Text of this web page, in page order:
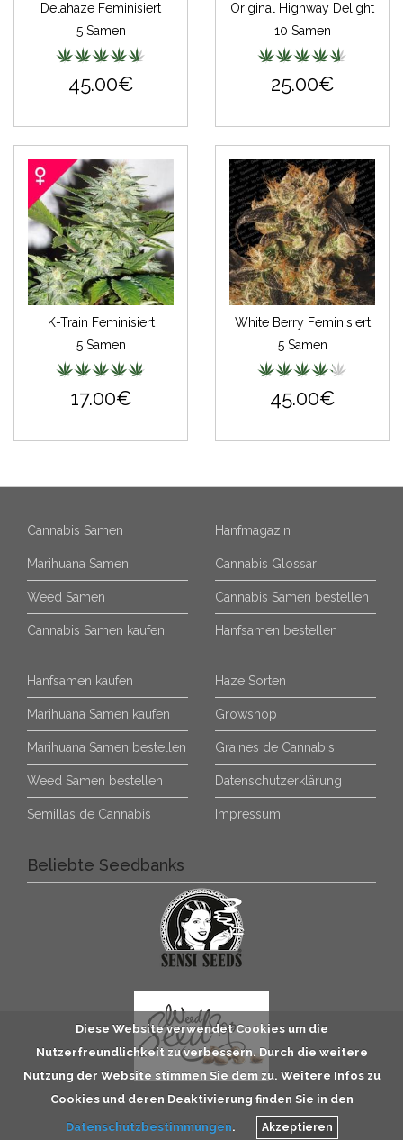
Delahaze Feminisiert
5 Samen
45.00€
Original Highway Delight
10 Samen
25.00€
K-Train Feminisiert
5 Samen
17.00€
White Berry Feminisiert
5 Samen
45.00€
Cannabis Samen
Marihuana Samen
Weed Samen
Cannabis Samen kaufen
Hanfmagazin
Cannabis Glossar
Cannabis Samen bestellen
Hanfsamen bestellen
Hanfsamen kaufen
Marihuana Samen kaufen
Marihuana Samen bestellen
Weed Samen bestellen
Semillas de Cannabis
Haze Sorten
Growshop
Graines de Cannabis
Datenschutzerklärung
Impressum
Beliebte Seedbanks
Diese Website verwendet Cookies um die
Nutzerfreundlichkeit zu verbessern. Durch die weitere
Nutzung der Website stimmen Sie dem zu. Weitere Infos zu
Cookies und deren Deaktivierung finden Sie in den
Datenschutzbestimmungen. Akzeptieren